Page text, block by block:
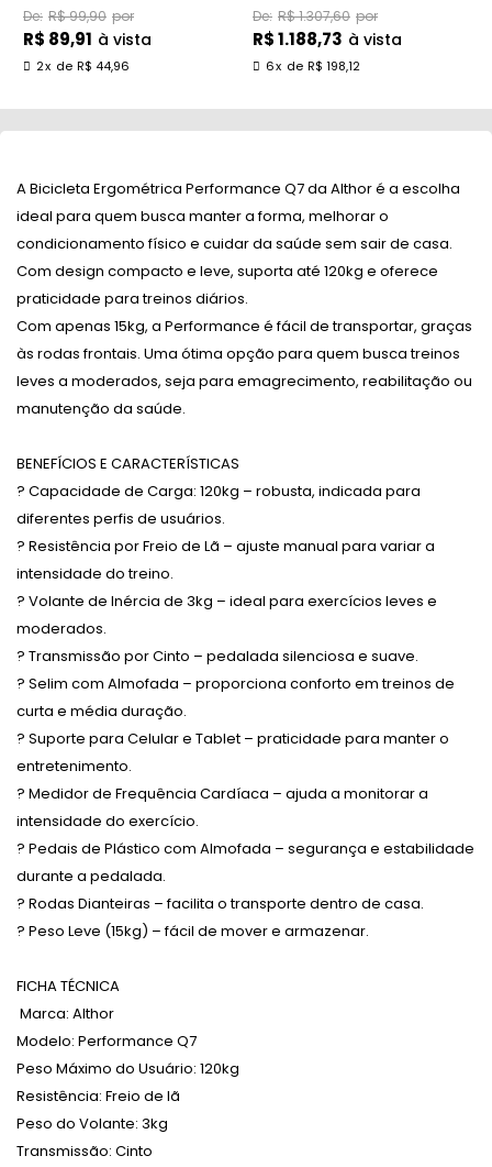
Refil 16lR$ 99,90
R$ 89,91 à vista
2x de R$ 44,96
Inércia Althor
R$ 1.307,60
R$ 1.188,73 à vista
6x de R$ 198,12
ABicicleta Ergométrica Performance Q7 da Althor é a escolha
ideal para quem busca manter a forma, melhorar o
condicionamento físico e cuidar da saúde sem sair de casa.
Com design compacto e leve, suporta até 120kg e oferece
praticidade para treinos diários.
Com apenas 15kg, a Performance é fácil de transportar, graças
às rodas frontais. Uma ótima opção para quem buscatreinos
leves a moderados, seja para emagrecimento, reabilitação ou
manutenção da saúde.
BENEFÍCIOS E CARACTERÍSTICAS
? Capacidade de Carga: 120kg – robusta, indicada para
diferentes perfis de usuários.
? Resistência por Freio de Lã – ajuste manual para variar a
intensidade do treino.
? Volante de Inércia de 3kg – ideal para exercícios leves e
moderados.
? Transmissão por Cinto – pedalada silenciosa e suave.
? Selim com Almofada – proporciona conforto em treinos de
curta e média duração.
? Suporte para Celular e Tablet – praticidade para manter o
entretenimento.
? Medidor de Frequência Cardíaca – ajuda a monitorar a
intensidade do exercício.
? Pedais de Plástico com Almofada – segurança e estabilidade
durante a pedalada.
? Rodas Dianteiras – facilita o transporte dentro de casa.
? Peso Leve (15kg) – fácil de mover e armazenar.
FICHA TÉCNICA
Marca: Althor
Modelo: Performance Q7
Peso Máximo do Usuário: 120kg
Resistência: Freio de lã
Peso do Volante: 3kg
Transmissão: Cinto